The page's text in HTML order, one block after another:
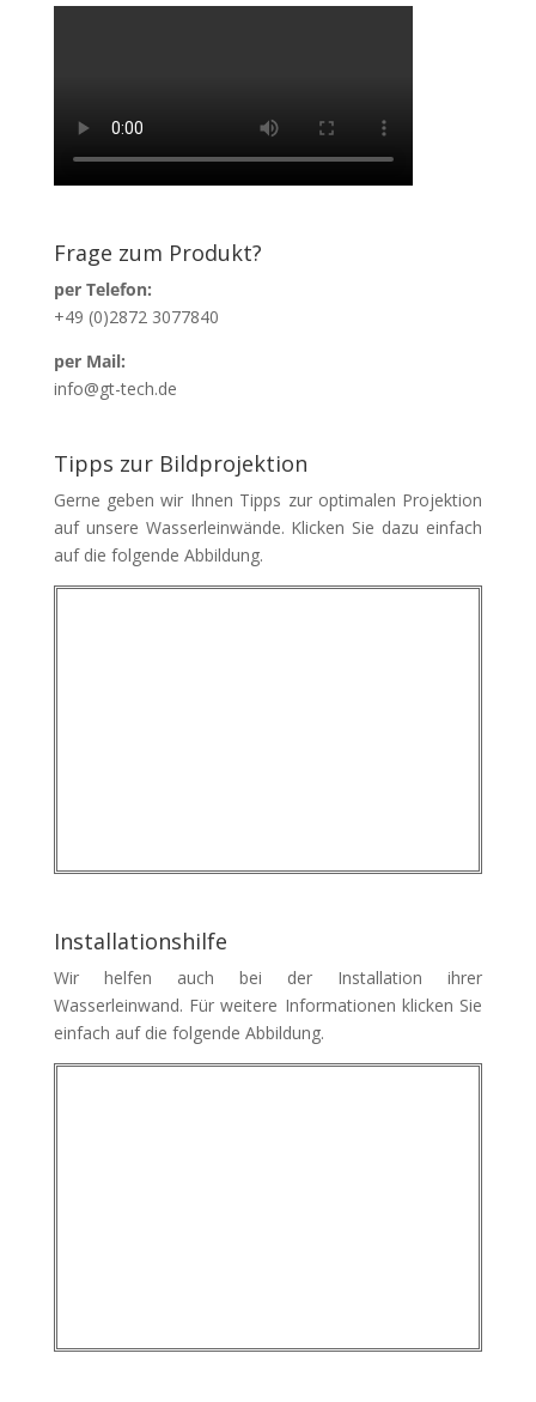
Frage zum Produkt?
per Telefon:
+49 (0)2872 3077840
per Mail:
info@gt-tech.de
Tipps zur Bildprojektion
Gerne geben wir Ihnen Tipps zur optimalen Projektion
auf unsere Wasserleinwände. Klicken Sie dazu einfach
auf die folgende Abbildung.
Installationshilfe
Wir helfen auch bei der Installation ihrer
Wasserleinwand. Für weitere Informationen klicken Sie
einfach auf die folgende Abbildung.